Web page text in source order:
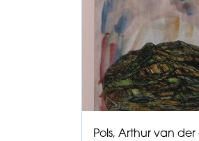
Pols, Arthur van der